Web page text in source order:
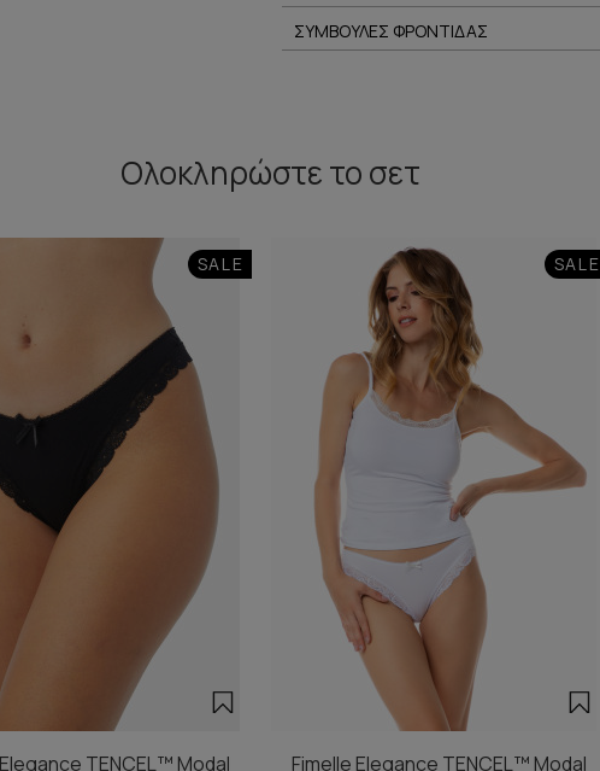
ΣΥΜΒΟΥΛΕΣ ΦΡΟΝΤΙΔΑΣ
Ολοκληρώστετο σετ
SALE
TENCEL™ Modal
SALE
Fimelle Elegance TENCEL™ Modal